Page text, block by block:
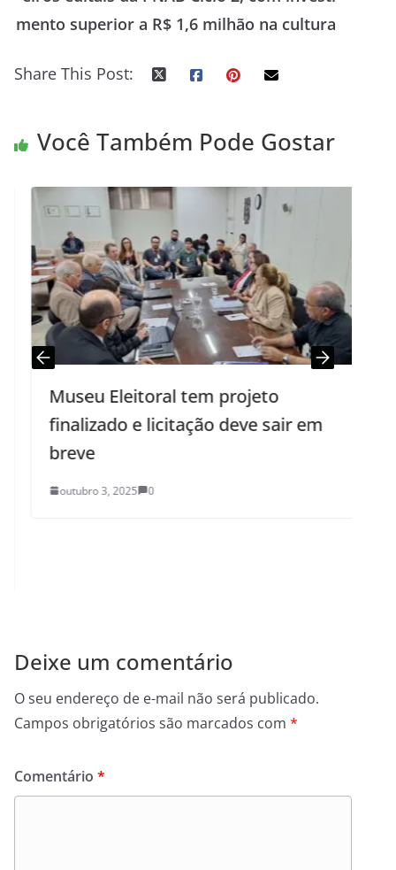
mento superior a R$ 1,6 milhão na cultura
Share This Post:
Você Também Pode Gostar
Museu Eleitoral tem projeto
finalizado e licitação deve sair em
breve
outubro 3, 2025 0
Deixe um comentário
O seu endereço de e-mail não será publicado.
Campos obrigatórios são marcados com *
Comentário *